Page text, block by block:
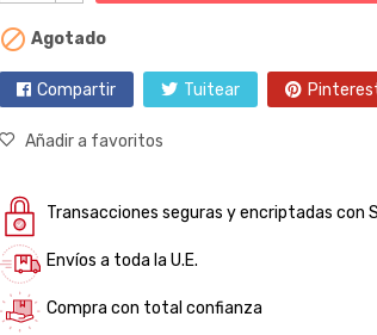
 Agotado
Compartir Tuitear
Añadir a favoritos
Transacciones seguras y encriptadas con
Envíos a toda la U.E.
Compra con total confianza